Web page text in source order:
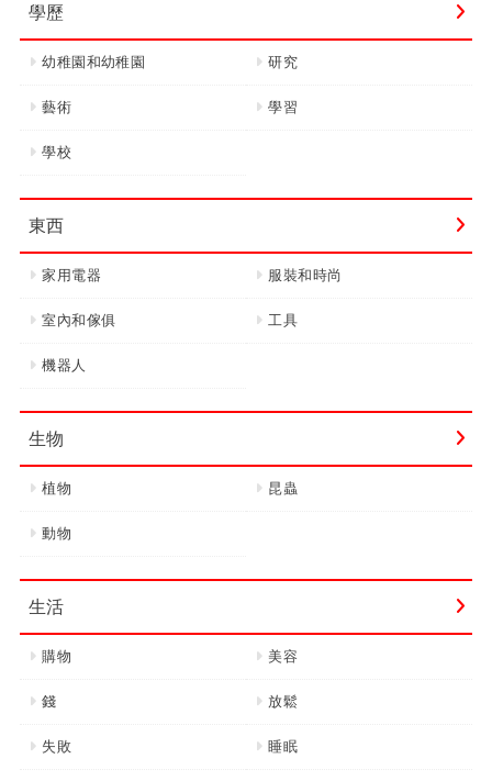
學歷
幼稚園和幼稚園 研究
藝術 學習
學校
東西
家用電器 服裝和時尚
室內和傢俱 工具
機器人
生物
植物 昆蟲
動物
生活
購物 美容
錢 放鬆
失敗 睡眠